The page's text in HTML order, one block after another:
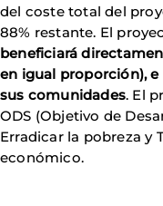
del coste total del
88% restante. El
beneficiará
en igual proporción),
sus comunidades. El
ODS (Objetivo de
Erradicar la pobreza y
económico.